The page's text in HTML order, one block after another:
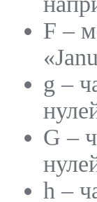
F –
g –
G –
h –